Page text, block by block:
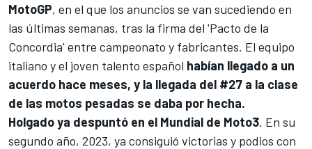
MotoGP, en el que los anuncios se van sucediendo en
las últimas semanas, tras la firma del 'Pacto de la
Concordia' entre campeonato y fabricantes. El equipo
italiano y el joven talento español habían llegado a un
acuerdo hace meses, y la llegada del #27 a la clase
de las motos pesadas se daba por hecha.
Holgado ya despuntó en el Mundial de Moto3. En su
segundo año, 2023, ya consiguió victorias y podios con